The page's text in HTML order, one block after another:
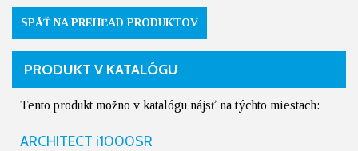
SPÄŤ NA PREHĽAD PRODUKTOV
PRODUKT V KATALÓGU
Tento produkt možno v katalógu nájsť na týchto miestach:
ARCHITECT i1000SR